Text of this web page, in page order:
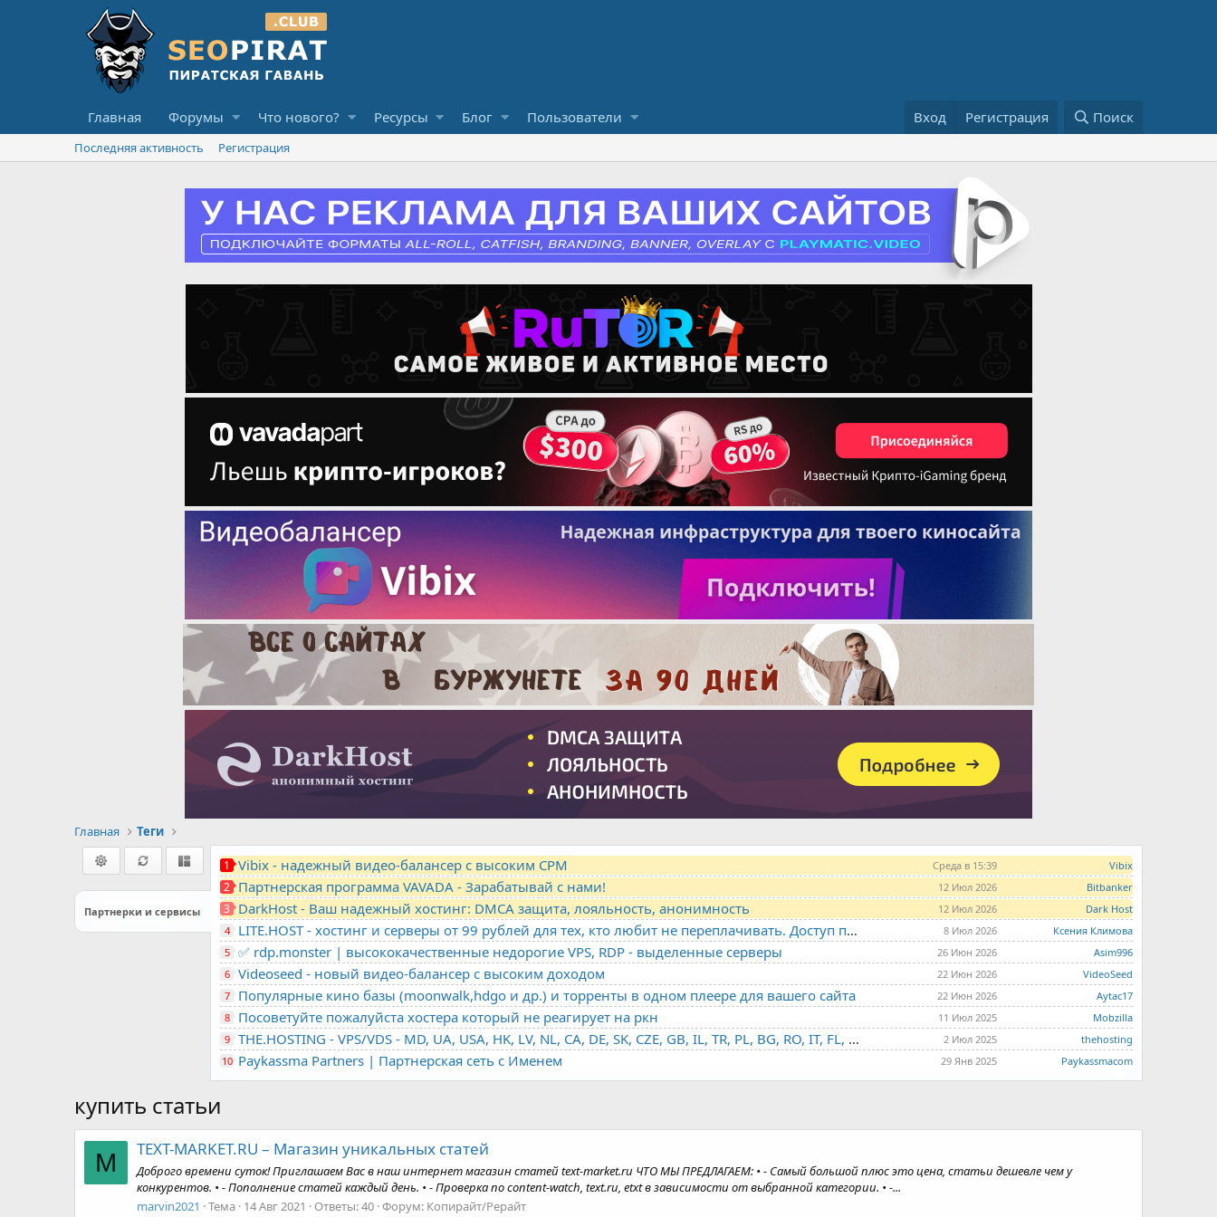
Главная Форумы Что нового? Ресурсы Блог Пользователи Вход Регистрация Поиск
Последняя активность Регистрация
Главная Теги
Партнерки и сервисы
1 Vibix - надежный видео-балансер с высоким CPM Среда в 15:39 Vibix
2 Партнерская программа VAVADA - Зарабатывай с нами! 12 Июл 2026 Bitbanker
3 DarkHost - Ваш надежный хостинг: DMCA защита, лояльность, анонимность 12 Июл 2026
Dark Host
4
LITE.HOST - хостинг и серверы от 99 рублей для тех, кто любит не переплачивать. Доступ по SSH, поддержка PHP, GIT, COMPOSER, сертификаты Let's Encrypt 8 Июл 2026
Ксения Климова
5
✅ rdp.monster | высококачественные недорогие VPS, RDP - выделенные серверы 26 Июн 2026
Asim996
6
Videoseed - новый видео-балансер с высоким доходом 22 Июн 2026
VideoSeed
7
Популярные кино базы (moonwalk,hdgo и др.) и торренты в одном плеере для вашего сайта 22 Июн 2026
Aytac17
8
Посоветуйте пожалуйста хостера который не реагирует на ркн 11 Июл 2025
Mobzilla
9
THE.HOSTING - VPS/VDS - MD, UA, USA, HK, LV, NL, CA, DE, SK, CZE, GB, IL, TR, PL, BG, RO, IT, FL, HU, PT. 2 Июл 2025
thehosting
10 Paykassma Partners | Партнерская сеть с Именем 29 Янв 2025 Paykassmacom
купить статьи
M TEXT-MARKET.RU – Магазин уникальных статей
Доброго времени суток! Приглашаем Вас в наш интернет магазин статей text-market.ru ЧТО МЫ ПРЕДЛАГАЕМ: • - Самый большой плюс это цена, статьи дешевле чем у
конкурентов. • - Пополнение статей каждый день. • - Проверка по content-watch, text.ru, etxt в зависимости от выбранной категории. • -...
marvin2021
Тема 14 Авг 2021 Ответы: 40 Форум: Копирайт/Рерайт